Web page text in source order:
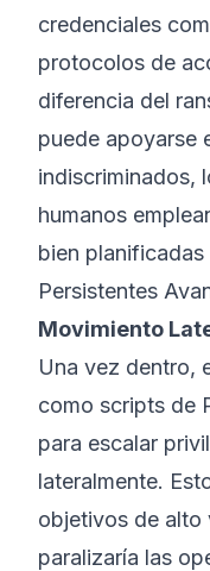
credenciales
protocolos de
diferencia del
puede apoyarse
indiscriminados,
humanos
bien
Persistentes
Movimiento
Una vez dentro,
como scripts de
para escalar
lateralmente.
objetivos de alto
paralizaría las